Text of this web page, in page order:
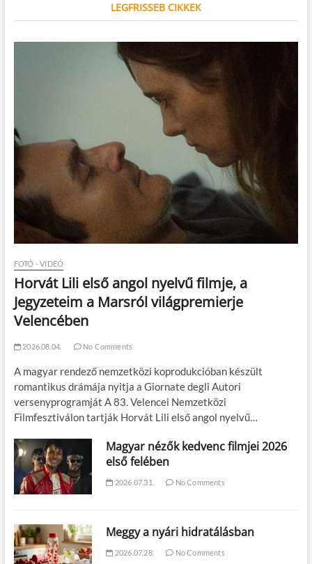
LEGFRISSEB CIKKEK
FOTÓ - VIDEÓ
Horvát Lili első angol nyelvű filmje, a
Jegyzeteim a Marsról világpremierje
Velencében
2026.08.04. No Comments
A magyar rendező nemzetközi koprodukcióban készült
romantikus drámája nyitja a Giornate degli Autori
versenyprogramját A 83. Velencei Nemzetközi
Filmfesztiválon tartják Horvát Lili első angol nyelvű…
Magyar nézők kedvenc filmjei 2026
első felében
2026.07.31. No Comments
Meggy a nyári hidratálásban
2026.07.28. No Comments